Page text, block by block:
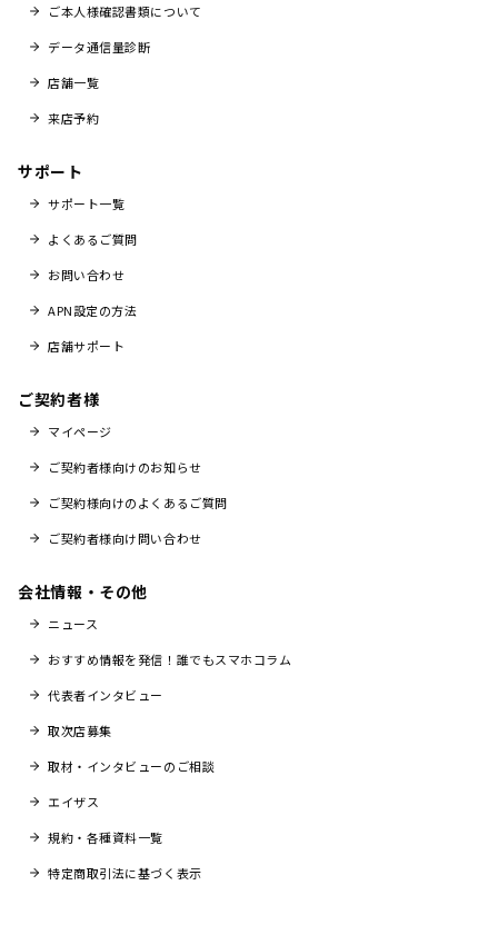
ご本人様確認書類について
データ通信量診断
店舗一覧
来店予約
サポート
サポート一覧
よくあるご質問
お問い合わせ
APN設定の方法
店舗サポート
ご契約者様
マイページ
ご契約者様向けのお知らせ
ご契約様向けのよくあるご質問
ご契約者様向け問い合わせ
会社情報・その他
ニュース
おすすめ情報を発信！誰でもスマホコラム
代表者インタビュー
取次店募集
取材・インタビューのご相談
エイザス
規約・各種資料一覧
特定商取引法に基づく表示